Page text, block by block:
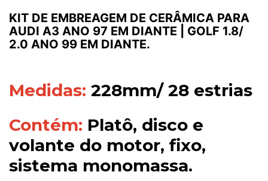
KIT DE EMBREAGEM DE CERÂMICA PARA
AUDI A3 ANO 97 EM DIANTE | GOLF 1.8/
2.0 ANO 99 EM DIANTE.
Medidas: 228mm/ 28 estrias
Contém: Platô, disco e
volante do motor, fixo,
sistema monomassa.